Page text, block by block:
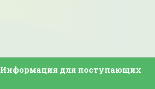
Информация для поступающих